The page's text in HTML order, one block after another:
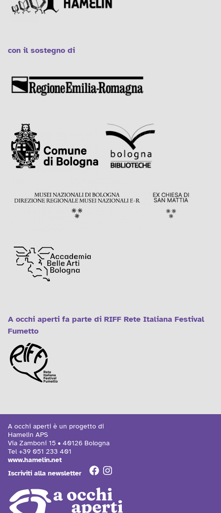
con il sostegno di
A occhi aperti fa parte di RIFF Rete Italiana Festival
Fumetto
A occhi aperti è un progetto di
Hamelin APS
Via Zamboni 15 • 40126 Bologna
Tel+39 051 233 401
www.hamelin.net
Iscriviti alla newsletter